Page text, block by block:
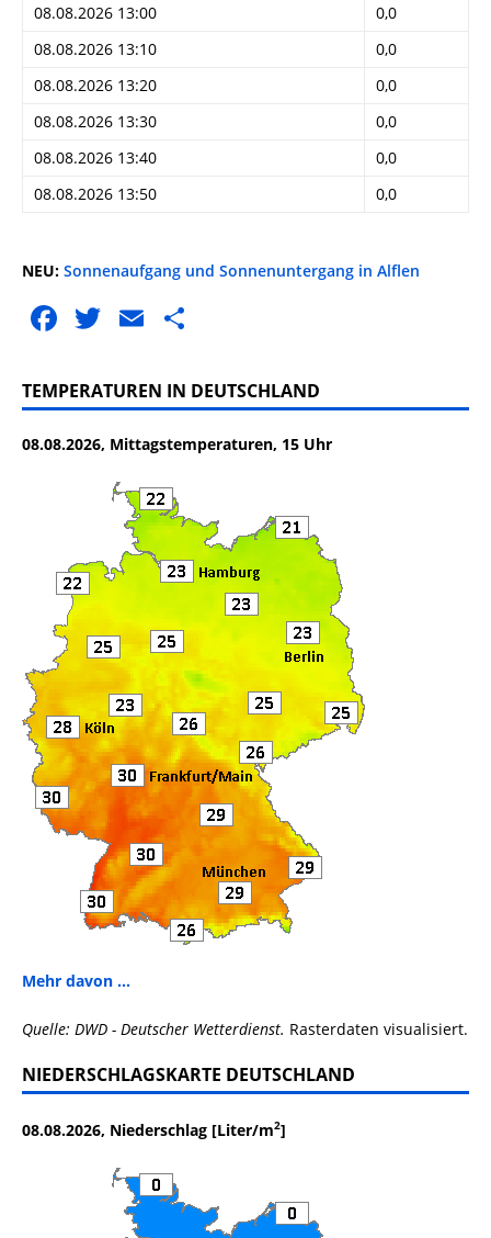
08.08.2026 13:00
0,0
08.08.2026 13:10
0,0
08.08.2026 13:20
0,0
08.08.2026 13:30
0,0
08.08.2026 13:40
0,0
08.08.2026 13:50
0,0
NEU: Sonnenaufgang und Sonnenuntergang in Alflen
F
c
e
b
k
T
it
te
r
E
ai
l
le
n
TEMPERATUREN IN DEUTSCHLAND
08.08.2026, Mittagstemperaturen, 15 Uhr
Mehr davon ...
Quelle: DWD - Deutscher Wetterdienst. Rasterdaten visualisiert.
NIEDERSCHLAGSKARTE DEUTSCHLAND
08.08.2026, Niederschlag [Liter/m2]